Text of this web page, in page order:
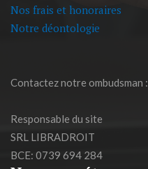
Nos frais et honoraires
Notre déontologie
Contactez notre ombudsman :
Responsable du site
SRL LIBRADROIT
BCE: 0739 694 284